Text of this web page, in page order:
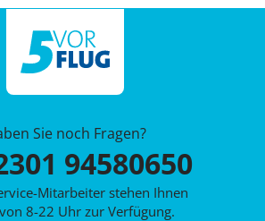
Sie noch Fragen?
94580650
Mitarbeiter stehen Ihnen
8-22 Uhr zur Verfügung.